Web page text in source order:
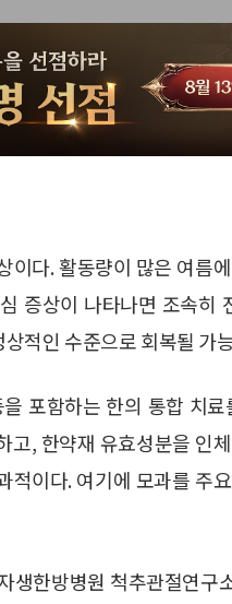
이다. 활동량이 많은 여름
증상이 나타나면 조속히
적인 수준으로 회복될 가
포함하는 한의 통합 치
, 한약재 유효성분을 인
이다. 여기에 모과를 주
생한방병원 척추관절연구